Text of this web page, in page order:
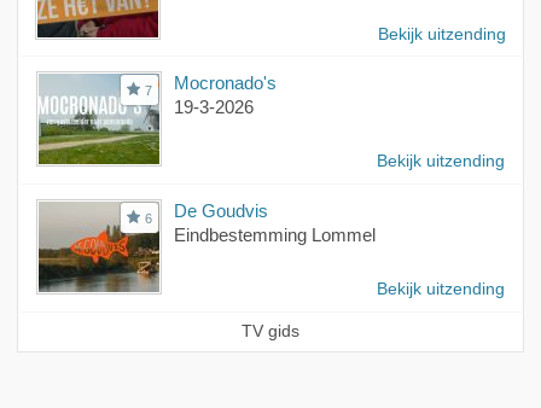
Bekijk uitzending
7
Mocronado's
19-3-2026
Bekijk uitzending
6
De Goudvis
Eindbestemming Lommel
Bekijk uitzending
TV gids